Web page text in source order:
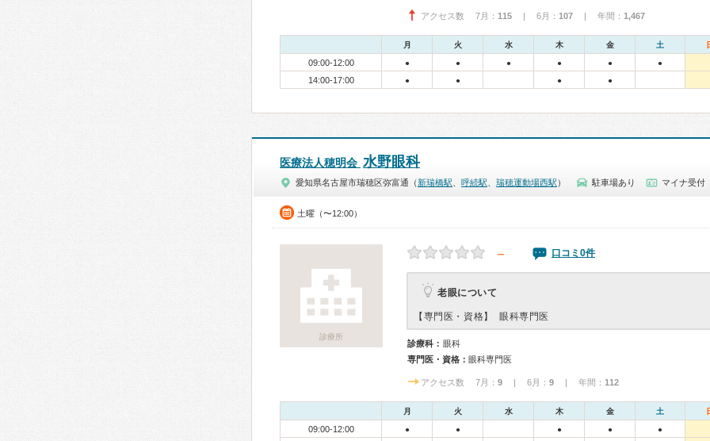
アクセス数 7月： 115 | 6月： 107 | 年間： 1,467
月 火 水 木 金 土
09:00-12:00 ● ● ● ● ● ●
14:00-17:00 ● ● ● ●
医療法人穂明会 水野眼科
愛知県名古屋市瑞穂区弥富通（ 新瑞橋駅 呼続駅 瑞穂運動場西駅 ） 駐車場あり マイナ受付
土曜（〜12:00）
診療所
－ 口コミ0件
老眼について
【専門医・資格】 眼科専門医
診療科： 眼科
専門医・資格： 眼科専門医
アクセス数 7月： 9 | 6月： 9 | 年間： 112
月 火 水 木 金 土
09:00-12:00 ● ● ● ● ●